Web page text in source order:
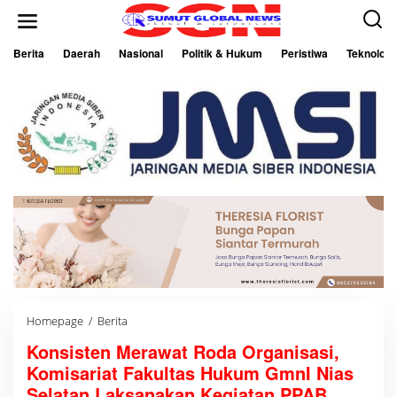
Berita Daerah Nasional Politik & Hukum Peristiwa Teknologi
Homepage / Berita
n
s
i
Konsisten Merawat Roda Organisasi,
Komisariat Fakultas Hukum GmnI Nias